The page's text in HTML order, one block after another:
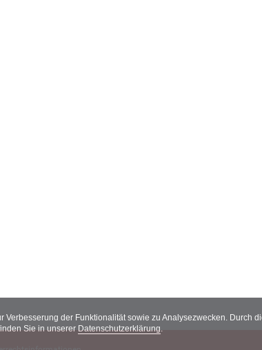
der Funktionalität sowie zu Analysezwecken. Durch
Sie in unserer Datenschutzerklärung.